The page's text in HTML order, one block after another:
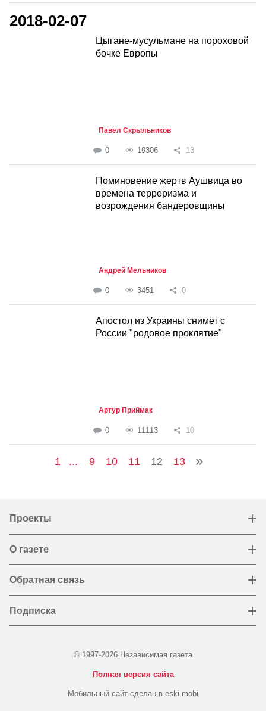
2018-02-07
Цыгане-мусульмане на пороховой
бочке Европы
Павел Скрыльников
0 19306 13
Поминовение жертв Аушвица во
времена терроризма и
возрождения бандеровщины
Андрей Мельников
0 3451 0
Апостол из Украины снимет с
России "родовое проклятие"
Артур Приймак
0 11113 10
1 ... 9 10 11 12 13
Проекты
О газете
Обратная связь
Подписка
© 1997-2026 Независимая газета
Полная версия сайта
Мобильный сайт сделан в eski.mobi